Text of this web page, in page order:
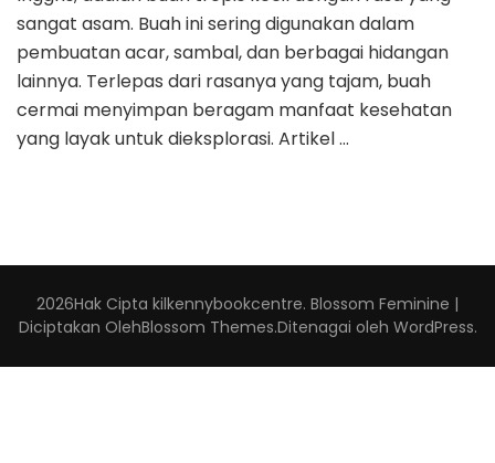
sangat asam. Buah ini sering digunakan dalam
pembuatan acar, sambal, dan berbagai hidangan
lainnya. Terlepas dari rasanya yang tajam, buah
cermai menyimpan beragam manfaat kesehatan
yang layak untuk dieksplorasi. Artikel …
2026Hak Cipta kilkennybookcentre. Blossom Feminine |
Diciptakan OlehBlossom Themes.Ditenagai oleh WordPress.